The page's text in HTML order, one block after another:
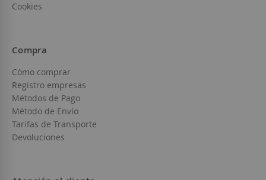
Cookies
Compra
Cómo comprar
Registro empresas
Métodos de Pago
Método de Envío
Tarifas de Transporte
Devoluciones